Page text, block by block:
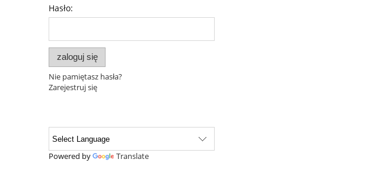
Hasło:
zaloguj się
Nie pamiętasz hasła?
Zarejestruj się
Powered by Translate